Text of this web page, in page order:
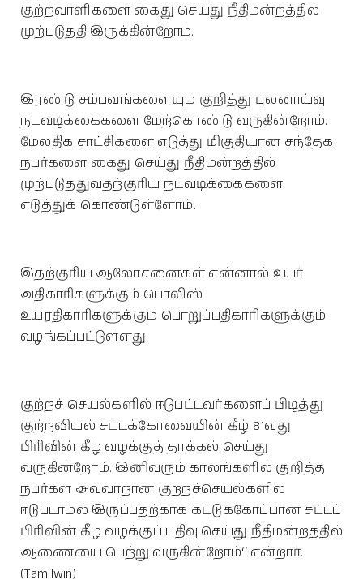
குற்றவாளிகளை கைது செய்து நீதிமன்றத்தில்
முற்படுத்தி இருக்கின்றோம்.
இரண்டு சம்பவங்களையும் குறித்து புலனாய்வு
நடவடிக்கைகளை மேற்கொண்டு வருகின்றோம்.
மேலதிக சாட்சிகளை எடுத்து மிகுதியான சந்தேக
நபர்களை கைது செய்து நீதிமன்றத்தில்
முற்படுத்துவதற்குரிய நடவடிக்கைகளை
எடுத்துக் கொண்டுள்ளோம்.
இதற்குரிய ஆலோசனைகள் என்னால் உயர்
அதிகாரிகளுக்கும் பொலிஸ்
உயரதிகாரிகளுக்கும் பொறுப்பதிகாரிகளுக்கும்
வழங்கப்பட்டுள்ளது.
குற்றச் செயல்களில் ஈடுபட்டவர்களைப் பிடித்து
குற்றவியல் சட்டக்கோவையின் கீழ் 81வது
பிரிவின் கீழ் வழக்குத் தாக்கல் செய்து
வருகின்றோம். இனிவரும் காலங்களில் குறித்த
நபர்கள் அவ்வாறான குற்றச்செயல்களில்
ஈடுபடாமல் இருப்பதற்காக கட்டுக்கோப்பான சட்டப்
பிரிவின் கீழ் வழக்குப் பதிவு செய்து நீதிமன்றத்தில்
ஆணையை பெற்று வருகின்றோம்‘‘ என்றார்.
(Tamilwin)